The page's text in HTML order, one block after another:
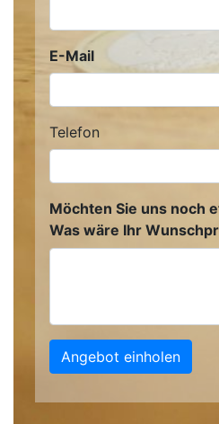
E-Mail
Telefon
Möchten Sie uns noch
Was wäre Ihr
Angebot einholen